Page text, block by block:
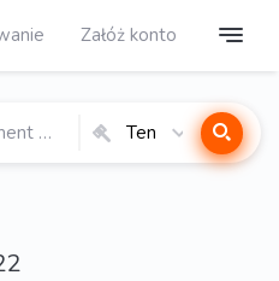
Załóż konto
Ten